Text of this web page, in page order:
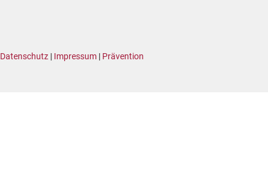
Datenschutz| Impressum| Prävention